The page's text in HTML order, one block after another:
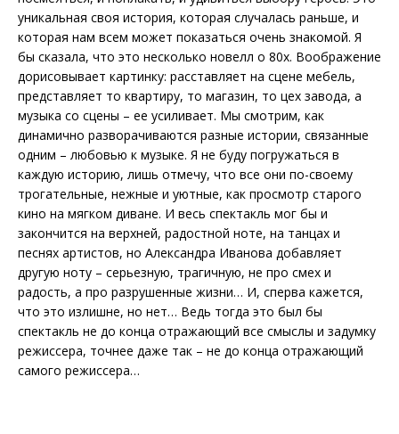
уникальная своя история, которая случалась раньше, и
которая нам всем может показаться очень знакомой. Я
бы сказала, что это несколько новелл о 80х. Воображение
дорисовывает картинку: расставляет на сцене мебель,
представляет то квартиру, то магазин, то цех завода, а
музыка со сцены – ее усиливает. Мы смотрим, как
динамично разворачиваются разные истории, связанные
одним – любовью к музыке. Я не буду погружаться в
каждую историю, лишь отмечу, что все они по-своему
трогательные, нежные и уютные, как просмотр старого
кино на мягком диване. И весь спектакль мог бы и
закончится на верхней, радостной ноте, на танцах и
песнях артистов, но Александра Иванова добавляет
другую ноту – серьезную, трагичную, не про смех и
радость, а про разрушенные жизни… И, сперва кажется,
что это излишне, но нет… Ведь тогда это был бы
спектакль не до конца отражающий все смыслы и задумку
режиссера, точнее даже так – не до конца отражающий
самого режиссера…